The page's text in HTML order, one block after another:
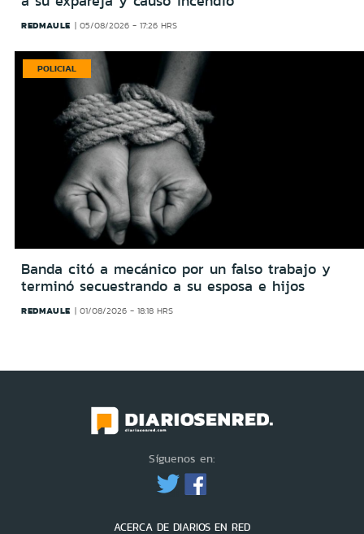
REDMAULE 05/08/2026 - 17:26 HRS
POLICIAL
Banda citó a mecánico por un falso trabajo y
terminó secuestrando a su esposa e hijos
REDMAULE 01/08/2026 - 18:18 HRS
Síguenos en:
ACERCA DE DIARIOS EN RED